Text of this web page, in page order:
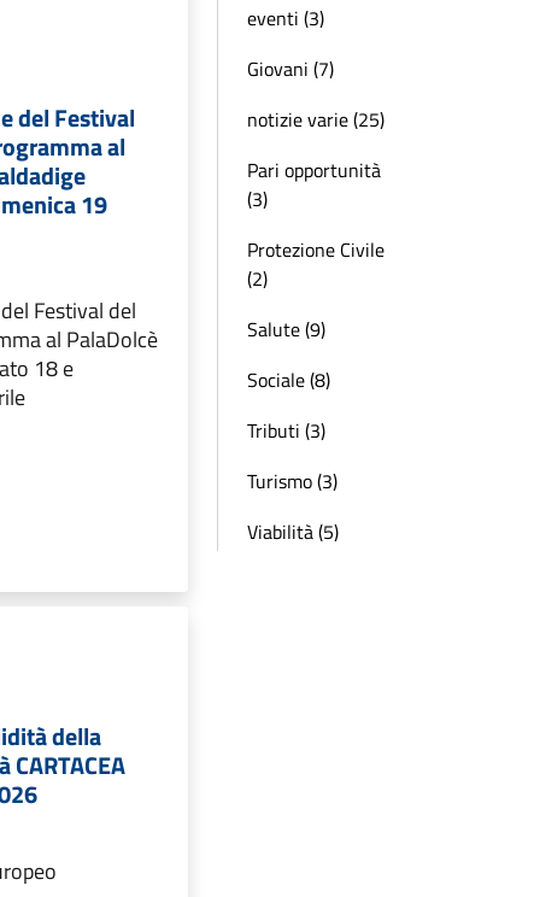
del Festival
al
19
Festival del
al PalaDolcè
18 e
della
CARTACEA
eventi (3)
Giovani (7)
notizie varie (25)
Pari opportunità
(3)
Protezione Civile
(2)
Salute (9)
Sociale (8)
Tributi (3)
Turismo (3)
Viabilità (5)